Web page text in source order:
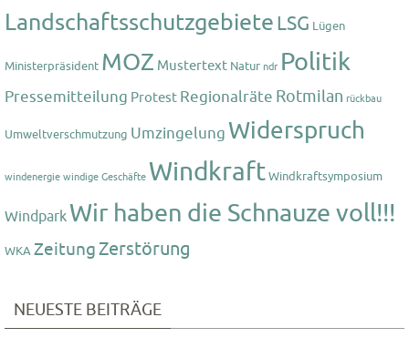
LandschaftsschutzgebieteLSG Lügen
Ministerpräsident MOZ Mustertext Natur ndr Politik
Pressemitteilung Protest Regionalräte Rotmilan rückbau
Umweltverschmutzung UmzingelungWiderspruch
windenergie windige Geschäfte WindkraftWindkraftsymposium
WindparkWir haben die Schnauze voll!!!
WKAZeitungZerstörung
NEUESTE BEITRÄGE